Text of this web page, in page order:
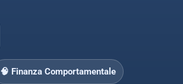
🧠 Finanza Comportamentale